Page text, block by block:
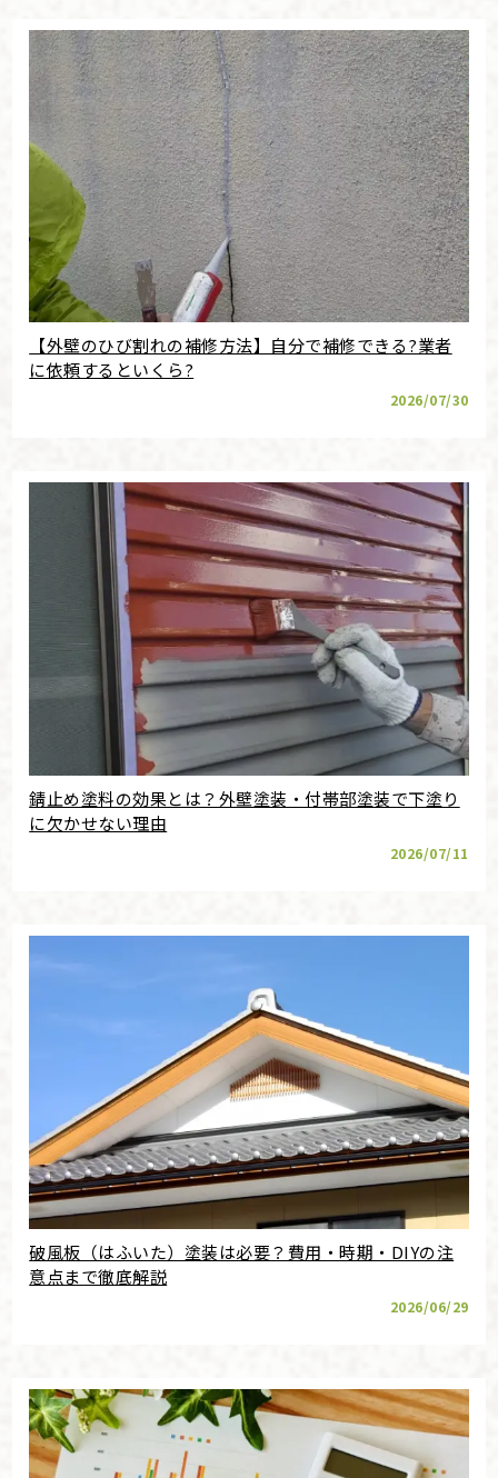
【外壁のひび割れの補修方法】自分で補修できる?業者
に依頼するといくら?
2026/07/30
錆止め塗料の効果とは？外壁塗装・付帯部塗装で下塗り
に欠かせない理由
2026/07/11
破風板（はふいた）塗装は必要？費用・時期・DIYの注
意点まで徹底解説
2026/06/29